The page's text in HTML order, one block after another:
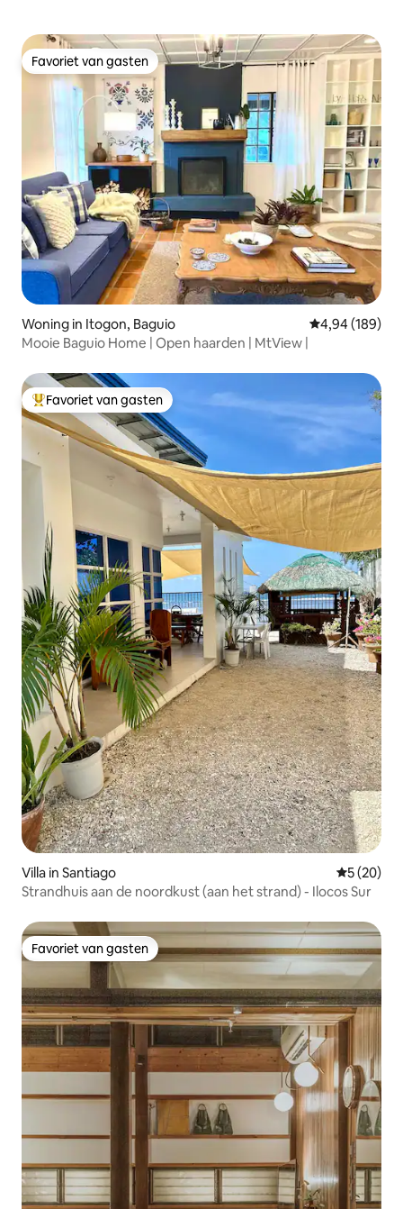
Favoriet van gasten
Favoriet van gasten
Woning in Itogon, Baguio Gemiddelde
4,94 (189)
Mooie Baguio Home | Open haarden | MtView |
Topfavoriet van gasten
Favoriet van gasten
Villa in Santiago
5 (20)
Strandhuis aan de noordkust (aan het strand) - Ilocos Sur
Favoriet van gasten
Favoriet van gasten